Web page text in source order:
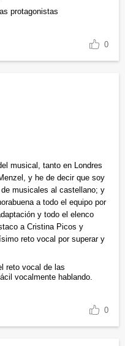
protagonistas
0
musical, tanto en Londres
y he de decir que soy
musicales al castellano; y
a todo el equipo por
y todo el elenco
a Cristina Picos y
reto vocal por superar y
reto vocal de las
vocalmente hablando.
0